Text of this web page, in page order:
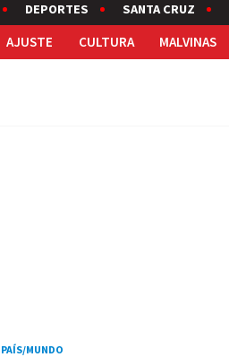
DEPORTES SANTA CRUZ
AJUSTE CULTURA MALVINAS
PAÍS/MUNDO